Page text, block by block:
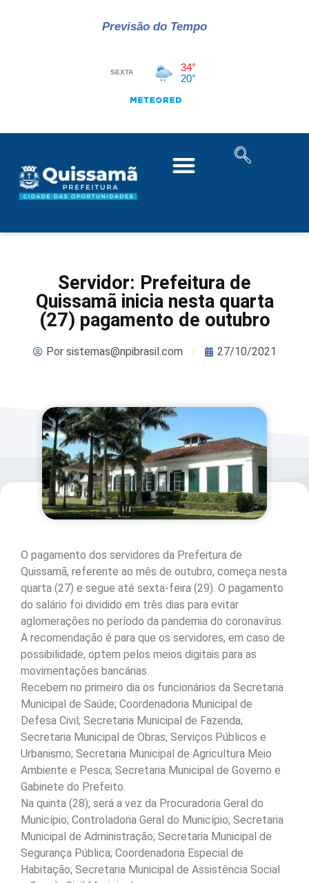
Previsão do Tempo
Servidor: Prefeitura de
Quissamã inicia nesta quarta
(27) pagamento de outubro
Porsistemas@npibrasil.com 27/10/2021
O pagamento dos servidores da Prefeitura de
Quissamã, referente ao mês de outubro, começa nesta
quarta (27) e segue até sexta-feira (29). O pagamento
do salário foi dividido em três dias para evitar
aglomerações no período da pandemia do coronavírus.
A recomendação é para que os servidores, em caso de
possibilidade, optem pelos meios digitais para as
movimentações bancárias.
Recebem no primeiro dia os funcionários da Secretaria
Municipal de Saúde; Coordenadoria Municipal de
Defesa Civil; Secretaria Municipal de Fazenda;
Secretaria Municipal de Obras; Serviços Públicos e
Urbanismo; Secretaria Municipal de Agricultura Meio
Ambiente e Pesca; Secretaria Municipal de Governo e
Gabinete do Prefeito.
Na quinta (28), será a vez da Procuradoria Geral do
Município; Controladoria Geral do Município; Secretaria
Municipal de Administração; Secretaria Municipal de
Segurança Pública; Coordenadoria Especial de
Habitação; Secretaria Municipal de Assistência Social